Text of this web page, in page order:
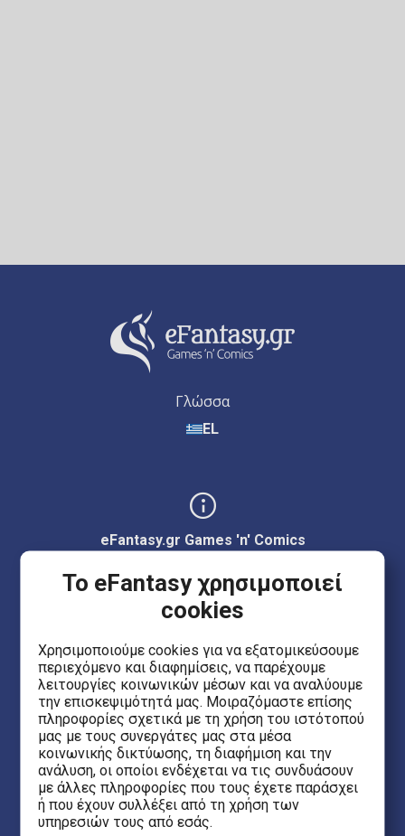
Γλώσσα
EL
eFantasy.gr Games 'n' Comics
Θεσσαλονίκη 54623
Έβανς 5
Ηράκλειο Κρήτης 71201
eFantasy.gr Game Arena
Ιασωνίδου 8, Κέντρο
Θεσσαλονίκη 54635
Το eFantasy χρησιμοποιεί
cookies
Χρησιμοποιούμε cookies για να εξατομικεύσουμε
περιεχόμενο και διαφημίσεις, να παρέχουμε
λειτουργίες κοινωνικών μέσων και να αναλύουμε
την επισκεψιμότητά μας. Μοιραζόμαστε επίσης
πληροφορίες σχετικά με τη χρήση του ιστότοπού
μας με τους συνεργάτες μας στα μέσα
κοινωνικής δικτύωσης, τη διαφήμιση και την
ανάλυση, οι οποίοι ενδέχεται να τις συνδυάσουν
με άλλες πληροφορίες που τους έχετε παράσχει
ή που έχουν συλλέξει από τη χρήση των
υπηρεσιών τους από εσάς.